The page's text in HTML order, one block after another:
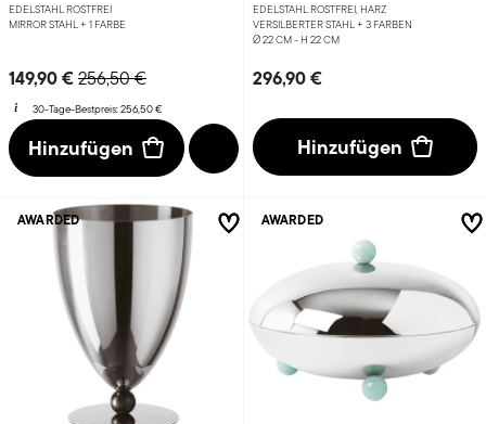
EDELSTAHL ROSTFREI
MIRROR STAHL + 1 FARBE
149,90 €Price reduced from
256,50 €to
30-Tage-Bestpreis:256,50 €
Hinzufügen
EDELSTAHL ROSTFREI, HARZ
VERSILBERTER STAHL + 3 FARBEN
Ø 22 CM - H 22 CM
296,90 €
Hinzufügen
AWARDED AWARDED